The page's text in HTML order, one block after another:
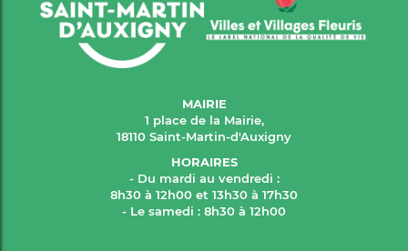
MAIRIE
1 place de la Mairie,
18110 Saint-Martin-d'Auxigny
HORAIRES
- Du mardi au vendredi :
8h30 à 12h00 et 13h30 à 17h30
- Le samedi : 8h30 à 12h00